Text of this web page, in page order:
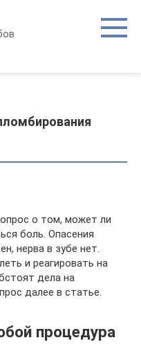
о том, может ли
боль. Опасения
нерва в зубе нет.
и реагировать на
дела на
далее в статье.
процедура